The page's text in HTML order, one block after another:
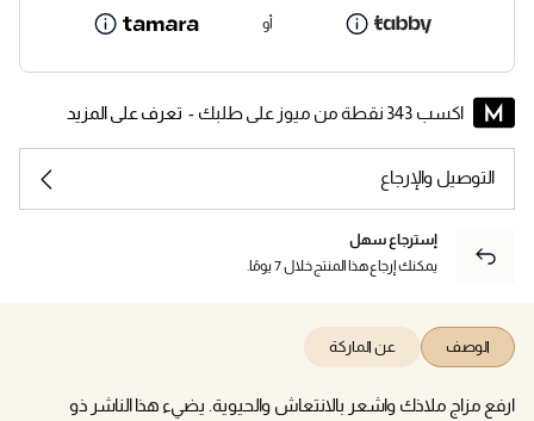
أو
اكسب 343 نقطة من ميوز على طلبك - تعرف على المزيد
التوصيل والإرجاع
إسترجاع سهل
يمكنك إرجاع هذا المنتج خلال 7 يومًا.
الوصف عن الماركة
ارفع مزاج ملاذك واشعر بالانتعاش والحيوية. يضيء هذا الناشر ذو